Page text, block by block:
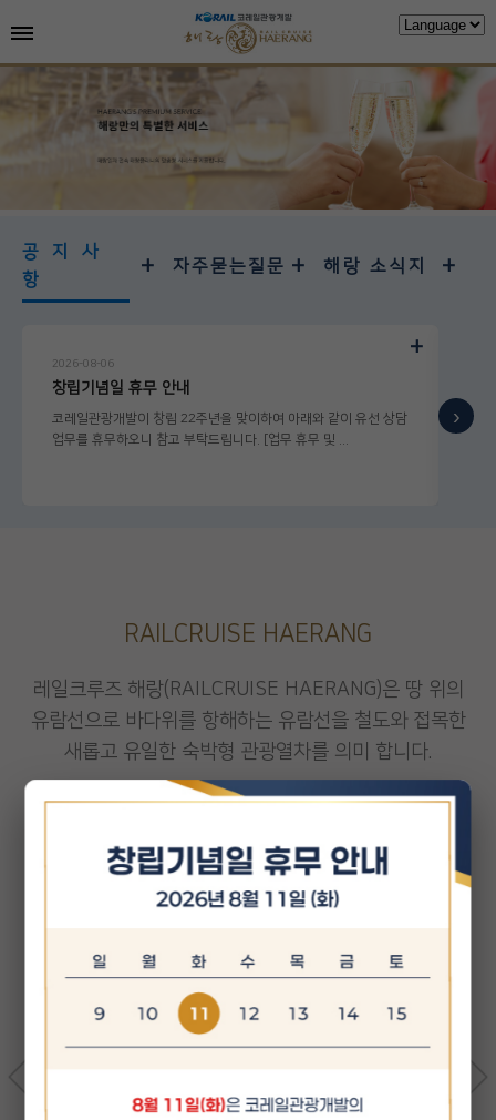
공지사
항
+ 자주묻는질문 + 해랑 소식지 +
+
2026-08-06
창립기념일 휴무 안내
코레일관광개발이 창립 22주년을 맞이하여 아래와 같이 유선 상담
업무를 휴무하오니 참고 부탁드립니다. [업무 휴무 및 ...
해
›
RAILCRUISE HAERANG
레일크루즈 해랑(RAILCRUISE HAERANG)은 땅 위의
유람선으로 바다위를 항해하는 유람선을철도와 접목한
새롭고 유일한 숙박형 관광열차를 의미 합니다.
우수여행상품